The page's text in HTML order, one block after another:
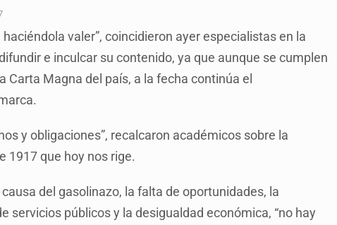
valer”, coincidieron ayer especialistas en la
e inculcar su contenido, ya que aunque se cumplen
Carta Magna del país, a la fecha continúa el
y obligaciones”, recalcaron académicos sobre la
1917 que hoy nos rige.
del gasolinazo, la falta de oportunidades, la
servicios públicos y la desigualdad económica, “no hay